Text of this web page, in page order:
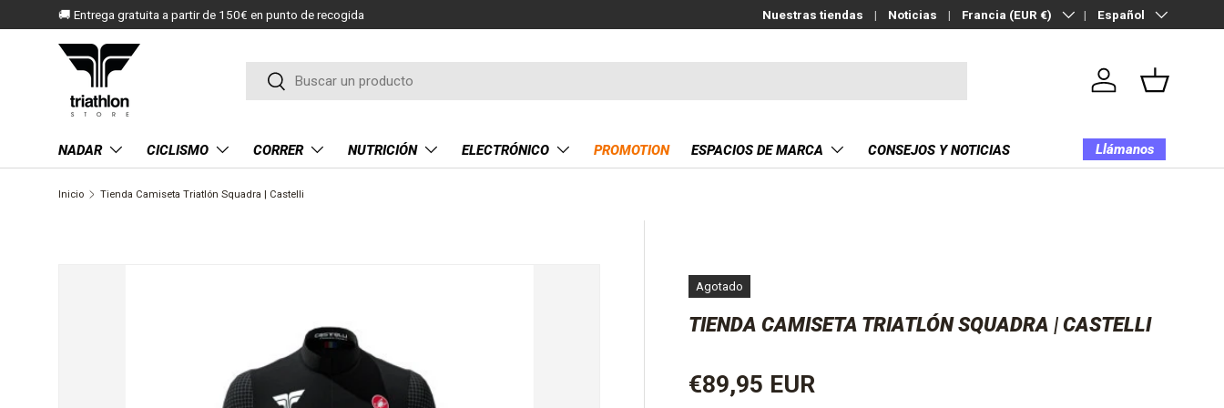
IR AL CONTENIDO
🚚 Entrega gratuita a partir de 150€ en punto de recogida Nuestras tiendas Noticias País/Región
Francia (EUR €) IdiomaEspañol
Buscar
Buscar
Iniciar sesión
Cesta
NADAR CICLISMO CORRER NUTRICIÓN ELECTRÓNICO PROMOTION ESPACIOS DE MARCA CONSEJOS Y NOTICIAS Llámanos
Inicio Tienda Camiseta Triatlón Squadra | Castelli
Agotado
TIENDA CAMISETA TRIATLÓN SQUADRA | CASTELLI
Precio normal
€89,95 EUR